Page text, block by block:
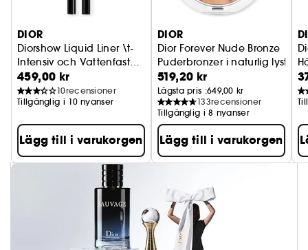
DIOR
Diorshow Liquid Liner \t-
Intensiv och Vattenfast
Eyeliner
459,00 kr
10recensioner
Tillgänglig i 10 nyanser
Lägg till i varukorgen
DIOR
Dior Forever Nude Bronze
Puderbronzer i naturlig lyster
519,20 kr
Lägsta pris :649,00 kr
133recensioner
Tillgänglig i 8 nyanser
Lägg till i varukorgen